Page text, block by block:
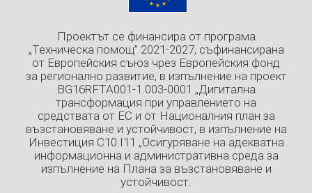
Проектът се финансира от програма
„Техническа помощ” 2021-2027, съфинансирана
от Европейския съюз чрез Европейския фонд
за регионално развитие, в изпълнение на проект
BG16RFTA001-1.003-0001 „Дигитална
трансформация при управлението на
средствата от ЕС и от Националния план за
възстановяване и устойчивост, в изпълнение на
Инвестиция C10.I11 „Осигуряване на адекватна
информационна и административна среда за
изпълнение на Плана за възстановяване и
устойчивост.